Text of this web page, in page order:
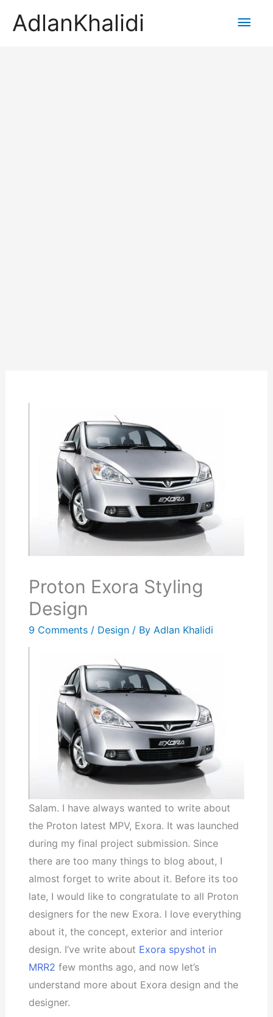
AdlanKhalidi
Main
Proton Exora Styling
Design
9 Comments / Design / By Adlan Khalidi
Salam. I have always wanted to write about
the Proton latest MPV, Exora. It was launched
during my final project submission. Since
there are too many things to blog about, I
almost forget to write about it. Before its too
late, I would like to congratulate to all Proton
designers for the new Exora. I love everything
about it, the concept, exterior and interior
design. I’ve write about Exora spyshot in
MRR2 few months ago, and now let’s
understand more about Exora design and the
designer.